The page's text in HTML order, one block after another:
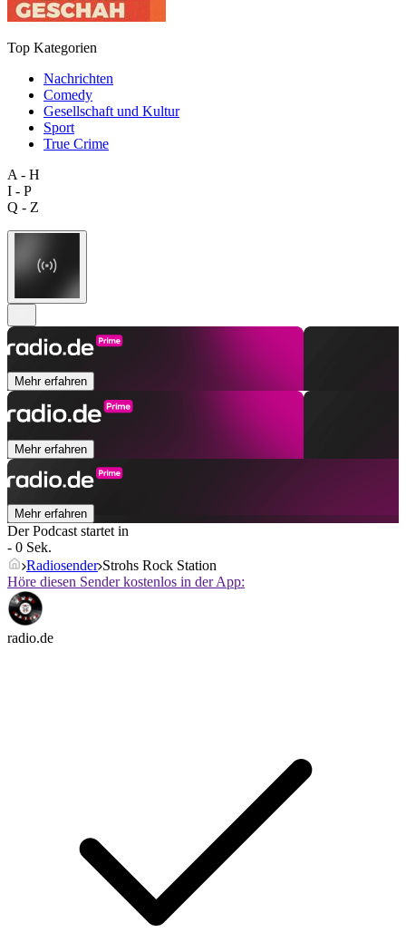
Top Kategorien
Nachrichten
Comedy
Gesellschaft und Kultur
Sport
True Crime
A - H
I - P
Q - Z
Mehr erfahren
Mehr erfahren
Mehr erfahren
Der Podcast startet in
- 0 Sek.
Radiosender Strohs Rock Station
Höre diesen Sender kostenlos in der App:
radio.de